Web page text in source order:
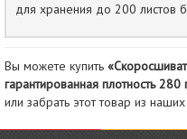
для хранения до 200 листов
Вы можете купить
гарантированная плотность
или забрать этот товар из